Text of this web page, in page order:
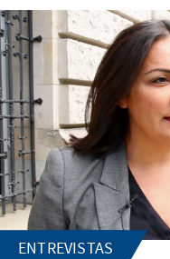
ENTREVISTAS